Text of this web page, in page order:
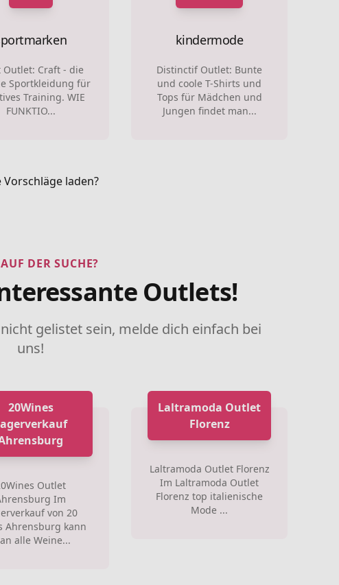
Outlet: Craft - die
Sportkleidung für
Training. WIE
FUNKTIO...
kindermode
Distinctif Outlet: Bunte
und coole T-Shirts und
Tops für Mädchen und
Jungen findet man...
laden?
DER SUCHE?
Outlets!
gelistet sein, melde dich einfach bei
uns!
20Wines
Outlet
Im
von 20
Ahrensburg kann
alle Weine...
Laltramoda Outlet
Florenz
Laltramoda Outlet Florenz
Im Laltramoda Outlet
Florenz top italienische
Mode ...